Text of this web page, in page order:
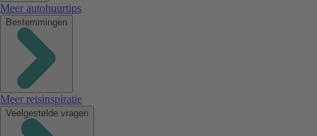
Meer autohuurtips
Bestemmingen
Meer reisinspiratie
Veelgestelde vragen